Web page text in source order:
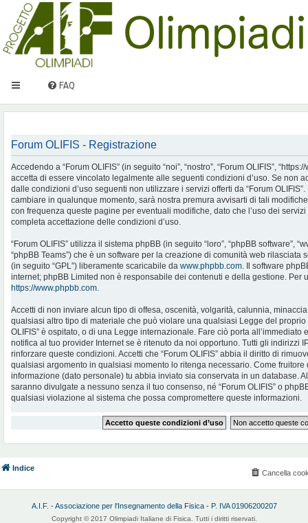
FAQ
Forum OLIFIS - Registrazione
Accedendo a “Forum OLIFIS” (in seguito “noi”, “nostro”, “Forum OLIFIS”,
accetta di essere vincolato legalmente alle seguenti condizioni d’uso. Se non
dalle condizioni d’uso seguenti non utilizzare i servizi offerti da “Forum
cambiare in qualunque momento, sarà nostra premura avvisarti di tali
con frequenza queste pagine per eventuali modifiche, dato che l’uso dei servizi
completa accettazione delle condizioni d’uso.
“Forum OLIFIS” utilizza il sistema phpBB (in seguito “loro”, “phpBB software”,
“phpBB Teams”) che è un software per la creazione di comunità web rilasciata
(in seguito “GPL”) liberamente scaricabile da www.phpbb.com. Il software
internet; phpBB Limited non è responsabile dei contenuti e della gestione. Per
https://www.phpbb.com.
Accetti di non inviare alcun tipo di offesa, oscenità, volgarità, calunnia,
qualsiasi altro tipo di materiale che può violare una qualsiasi Legge del proprio
OLIFIS” è ospitato, o di una Legge internazionale. Fare ciò porta
notifica al tuo provider Internet se è ritenuto da noi opportuno. Tutti gli indirizzi
rinforzare queste condizioni. Accetti che “Forum OLIFIS” abbia il diritto di
qualsiasi argomento in qualsiasi momento lo ritenga necessario. Come
informazione (dato personale) tu abbia inviato sia conservata in un database.
saranno divulgate a nessuno senza il tuo consenso, né “Forum OLIFIS” o
qualsiasi violazione al sistema che possa compromettere queste informazioni.
Indice
Cancella
A.I.F. - Associazione per l'Insegnamento della Fisica - P. IVA 01906200207
Copyright © 2017 Olimpiadi Italiane di Fisica. Tutti i diritti riservati.